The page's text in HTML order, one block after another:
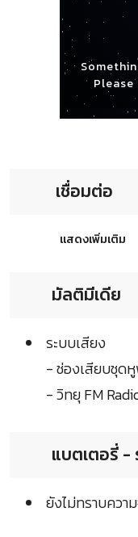
เชื่อมต่อ
แสดงเพิ่มเติม
มัลติมีเดีย
ระบบเสียง
- ช่องเสียบชุด
- วิทยุ FM
แบตเตอรี่ -
ยังไม่ทราบควา